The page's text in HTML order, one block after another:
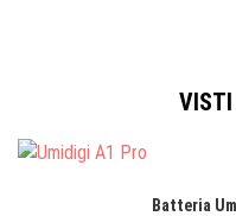
VISTI
Batteria